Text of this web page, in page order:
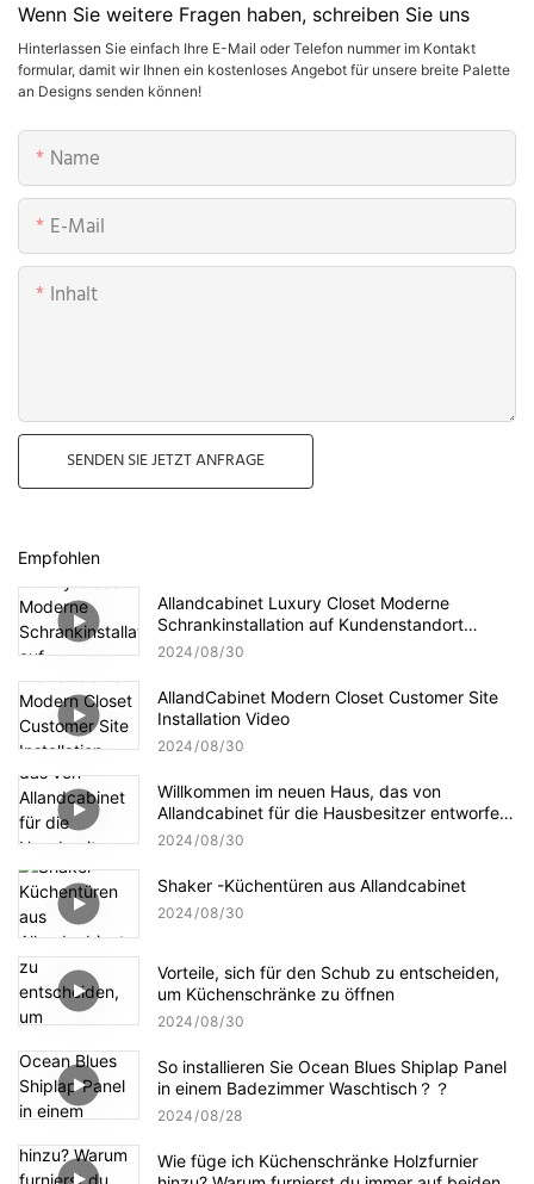
Wenn Sie weitere Fragen haben, schreiben Sie uns
Hinterlassen Sie einfach Ihre E-Mail oder Telefon nummer im Kontakt
formular, damit wir Ihnen ein kostenloses Angebot für unsere breite Palette
an Designs senden können!
Name
E-Mail
Inhalt
SENDEN SIE JETZT ANFRAGE
Empfohlen
Allandcabinet Luxury Closet Moderne
Schrankinstallation auf Kundenstandort
abgeschlossen
2024 08 30
AllandCabinet Modern Closet Customer Site
Installation Video
2024 08 30
Willkommen im neuen Haus, das von
Allandcabinet für die Hausbesitzer entworfen
wurde
2024 08 30
Shaker -Küchentüren aus Allandcabinet
2024 08 30
Vorteile, sich für den Schub zu entscheiden,
um Küchenschränke zu öffnen
2024 08 30
So installieren Sie Ocean Blues Shiplap Panel
in einem Badezimmer Waschtisch？？
2024 08 28
Wie füge ich Küchenschränke Holzfurnier